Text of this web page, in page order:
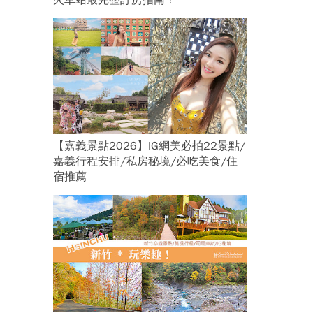
【嘉義景點2026】IG網美必拍22景點/
嘉義行程安排/私房秘境/必吃美食/住
宿推薦